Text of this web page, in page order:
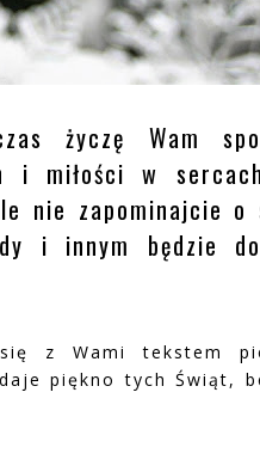
życzę Wam
i miłości w
nie zapominajcie
i innym będzie
z Wami tekstem
piękno tych Świąt,